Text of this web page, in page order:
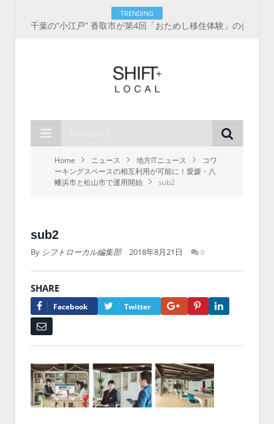
TRENDING
Home ニュース 地方ITニュース
コワ
ーキングスペースの相互利用が可能に！愛媛・八
幡浜市と松山市で運用開始
sub2
sub2
By シフトローカル編集部 2018年8月21日 0
SHARE
Facebook Twitter Google+Pinterest